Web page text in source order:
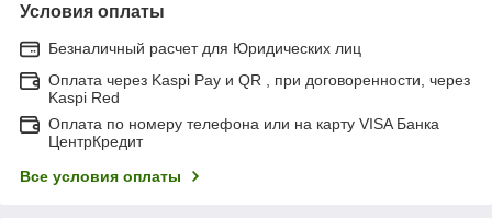
Условия оплаты
Безналичный расчет для Юридических лиц
Оплата через Kaspi Pay и QR , при договоренности, через
Kaspi Red
Оплата по номеру телефона или на карту VISA Банка
ЦентрКредит
Все условия оплаты